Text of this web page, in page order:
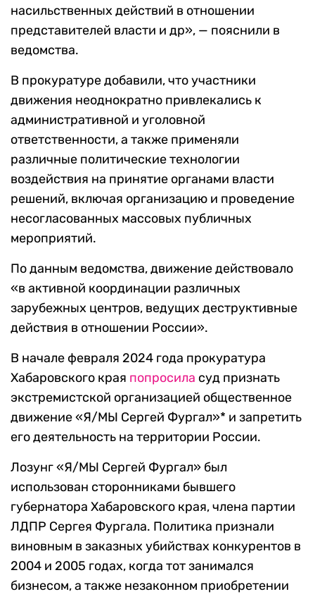
насильственных действий в отношении
представителей власти и др», — пояснили в
ведомства.
В прокуратуре добавили, что участники
движения неоднократно привлекались к
административной и уголовной
ответственности, а также применяли
различные политические технологии
воздействия на принятие органами власти
решений, включая организацию и проведение
несогласованных массовых публичных
мероприятий.
По данным ведомства, движение действовало
«в активной координации различных
зарубежных центров, ведущих деструктивные
действия в отношении России».
В начале февраля 2024 года прокуратура
Хабаровского края попросила суд признать
экстремистской организацией общественное
движение «Я/МЫ Сергей Фургал»* и запретить
его деятельность на территории России.
Лозунг «Я/МЫ Сергей Фургал» был
использован сторонниками бывшего
губернатора Хабаровского края, члена партии
ЛДПР Сергея Фургала. Политика признали
виновным в заказных убийствах конкурентов в
2004 и 2005 годах, когда тот занимался
бизнесом, а также незаконном приобретении